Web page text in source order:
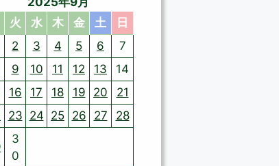
火 水 木 金 土
日
2 3 4 5 6
7
9 10 11 12 13
14
16 17 18 19 20
21
23 24 25 26 27 28
3
0